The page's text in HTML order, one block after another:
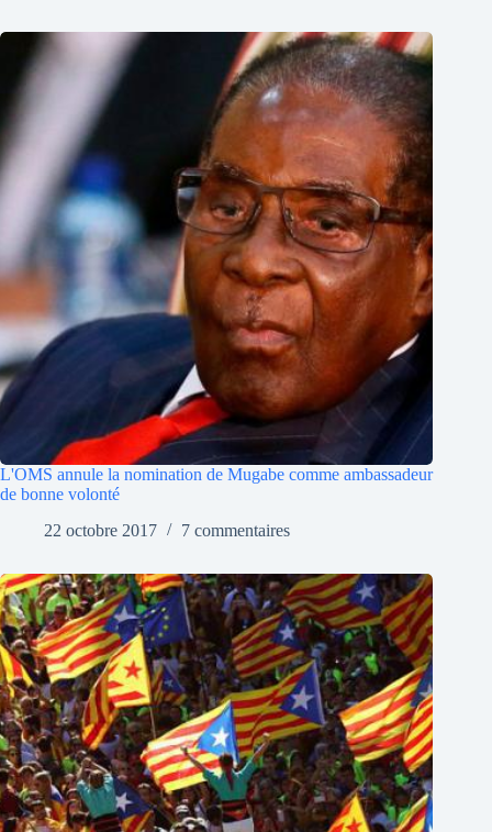
L'OMS annule la nomination de Mugabe comme ambassadeur
de bonne volonté
22 octobre 2017
7 commentaires